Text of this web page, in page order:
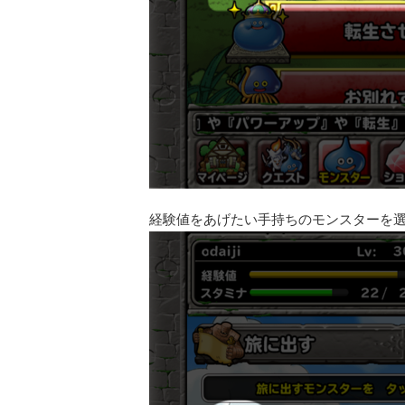
経験値をあげたい手持ちのモンスターを